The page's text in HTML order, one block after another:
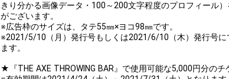
きり分かる画像データ・100～200文字程度のプロフィール
がございます。
※広告枠のサイズは、タテ55㎜×ヨコ98㎜です。
※2021/5/10（月）発行号もしくは2021/6/10（木）発行号に
ます。
★『THE AXE THROWING BAR』で使用可能な5,000円分のチ